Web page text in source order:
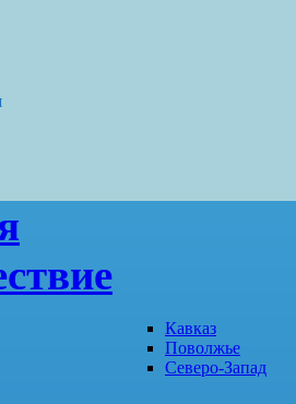
Кавказ
Поволжье
Северо-Запад